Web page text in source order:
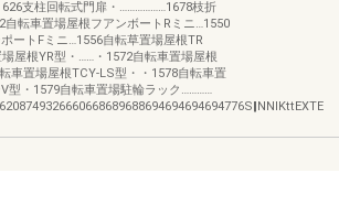
支柱回転式門扉・………………1678枝折
転車置場屋根フアンボートRミニ…1550
ートFミニ…1556自転草置場屋根TR
屋根YR型・……・1572自転車置場屋根
車置場屋根TCY‐LS型・・1578自転車置
型・1579自転車置場駐輪ラック…………